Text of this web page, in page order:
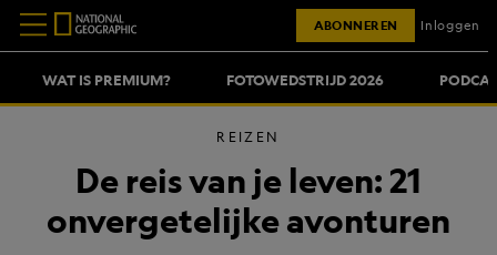
WAT IS PREMIUM? FOTOWEDSTRIJD 2026
ABONNEREN Inloggen
REIZEN
De reis van je leven: 21
onvergetelijke avonturen